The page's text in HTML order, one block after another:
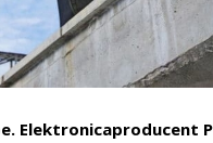
Elektronicaproducent